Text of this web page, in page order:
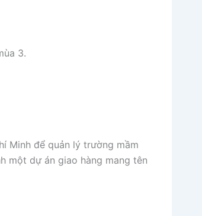
3.
Minh để quản lý trường mầm
một dự án giao hàng mang tên